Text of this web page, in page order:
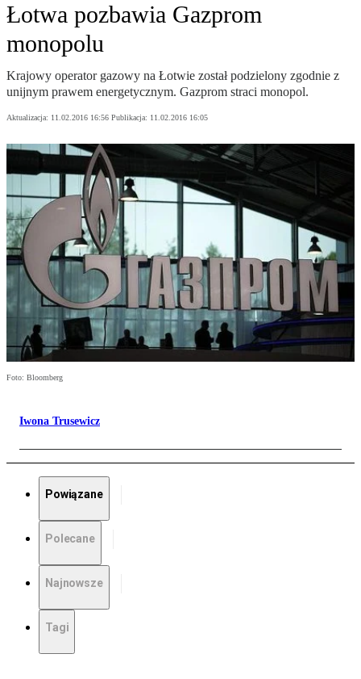
Łotwa pozbawia Gazprom
monopolu
Krajowy operator gazowy na Łotwie został podzielony zgodnie z
unijnym prawem energetycznym. Gazprom straci monopol.
Aktualizacja: 11.02.2016 16:56 Publikacja: 11.02.2016 16:05
Foto: Bloomberg
Iwona Trusewicz
Powiązane
Polecane
Najnowsze
Tagi